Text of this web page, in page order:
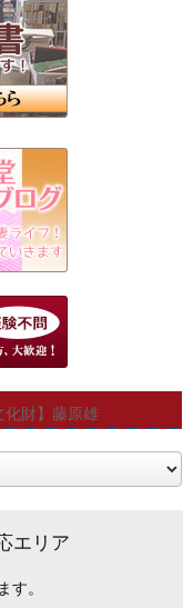
化財】藤原雄
エリア
す。